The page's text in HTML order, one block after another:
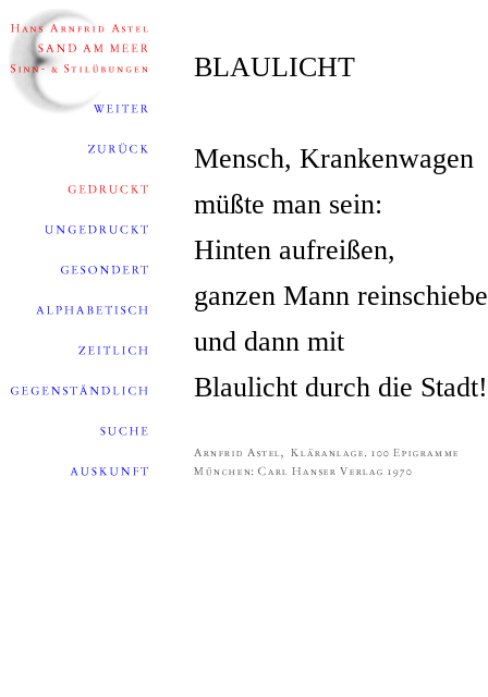
BLAULICHT
Mensch, Krankenwagen
müßte man sein:
Hinten aufreißen,
ganzen Mann
und dann mit
Blaulicht durch die Stadt!